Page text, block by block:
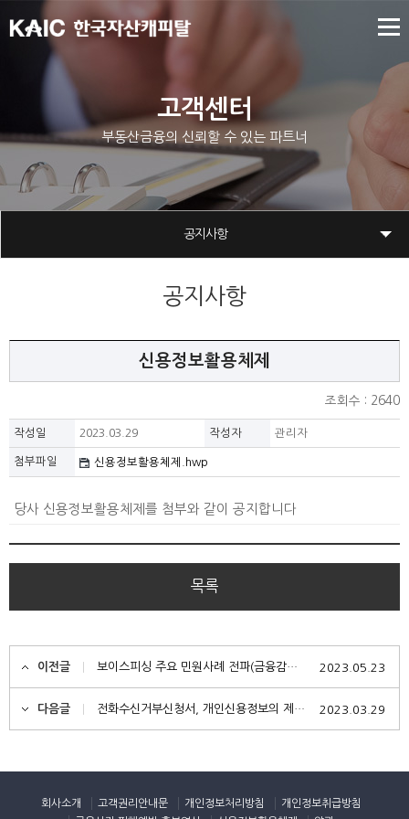
고객센터
부동산금융의 신뢰할 수 있는 파트너
공지사항
공지사항
신용정보활용체제
조회수 : 2640
작성일 2023.03.29 작성자 관리자
첨부파일 신용정보활용체제.hwp
당사 신용정보활용체제를 첨부와 같이 공지합니다
목록
이전글 보이스피싱 주요 민원사례 전파(금융감독원) 2023.05.23
다음글 전화수신거부신청서, 개인신용정보의 제공활용에 대한 동의 철회 신청서 서식 2023.03.29
회사소개 고객권리안내문 개인정보처리방침
개인정보취급방침